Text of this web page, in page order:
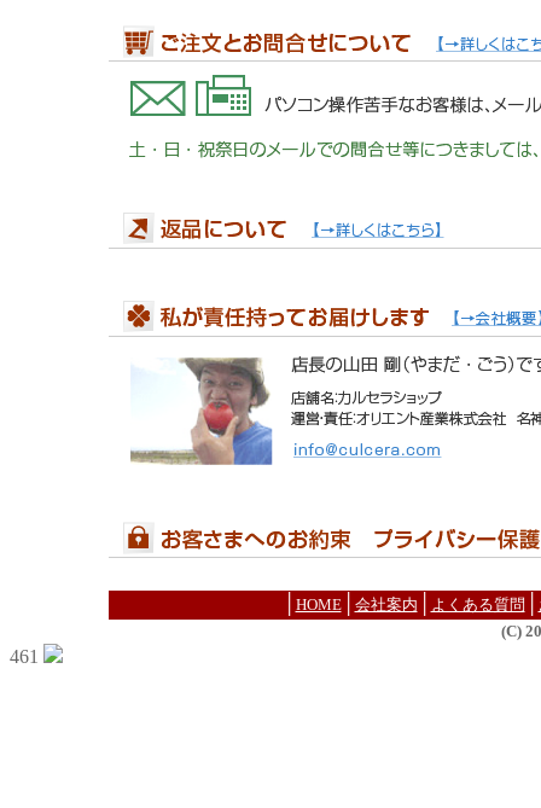
HOME│ 会社案内 よくある質問
(C)
461